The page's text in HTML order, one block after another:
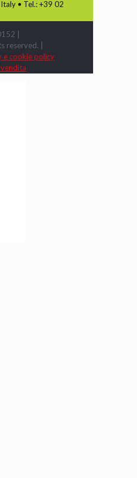
• Tel.: +39 02
|
reserved. |
e cookie policy